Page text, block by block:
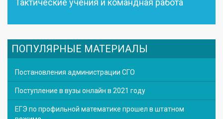
Тактические учения и командная работа
ПОПУЛЯРНЫЕ МАТЕРИАЛЫ
Постановления администрации СГО
Поступление в вузы онлайн в 2021 году
ЕГЭ по профильной математике прошел в штатном